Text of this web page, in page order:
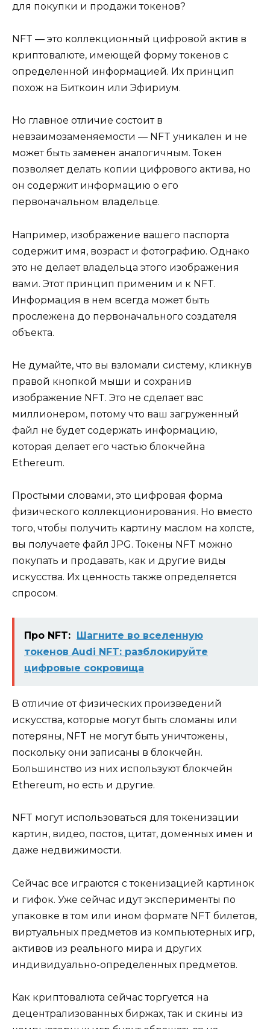
для покупки и продажи токенов?
NFT — это коллекционный цифровой актив в
криптовалюте, имеющей форму токенов с
определенной информацией. Их принцип
похож на Биткоин или Эфириум.
Но главное отличие состоит в
невзаимозаменяемости — NFT уникален и не
может быть заменен аналогичным. Токен
позволяет делать копии цифрового актива, но
он содержит информацию о его
первоначальном владельце.
Например, изображение вашего паспорта
содержит имя, возраст и фотографию. Однако
это не делает владельца этого изображения
вами. Этот принцип применим и к NFT.
Информация в нем всегда может быть
прослежена до первоначального создателя
объекта.
Не думайте, что вы взломали систему, кликнув
правой кнопкой мыши и сохранив
изображение NFT. Это не сделает вас
миллионером, потому что ваш загруженный
файл не будет содержать информацию,
которая делает его частью блокчейна
Ethereum.
Простыми словами, это цифровая форма
физического коллекционирования. Но вместо
того, чтобы получить картину маслом на холсте,
вы получаете файл JPG. Токены NFT можно
покупать и продавать, как и другие виды
искусства. Их ценность также определяется
спросом.
Про NFT:
Шагните во вселенную
токенов Audi NFT: разблокируйте
цифровые сокровища
В отличие от физических произведений
искусства, которые могут быть сломаны или
потеряны, NFT не могут быть уничтожены,
поскольку они записаны в блокчейн.
Большинство из них используют блокчейн
Ethereum, но есть и другие.
NFT могут использоваться для токенизации
картин, видео, постов, цитат, доменных имен и
даже недвижимости.
Сейчас все играются с токенизацией картинок
и гифок. Уже сейчас идут эксперименты по
упаковке в том или ином формате NFT билетов,
виртуальных предметов из компьютерных игр,
активов из реального мира и других
индивидуально-определенных предметов.
Как криптовалюта сейчас торгуется на
децентрализованных биржах, так и скины из